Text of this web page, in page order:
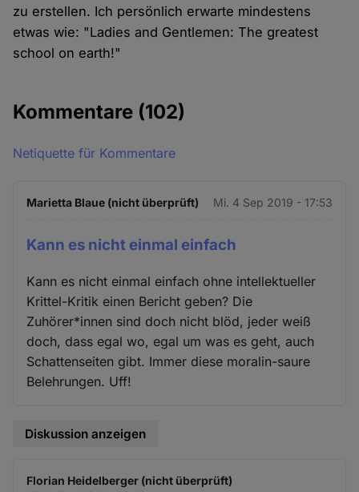
zu erstellen. Ich persönlich erwarte mindestens
etwas wie: "Ladies and Gentlemen: The greatest
school on earth!"
Kommentare (102)
Netiquette für Kommentare
Marietta Blaue (nicht überprüft) Mi. 4 Sep 2019 - 17:53
Kann es nicht einmal einfach
Kann es nicht einmal einfach ohne intellektueller
Krittel-Kritik einen Bericht geben? Die
Zuhörer*innen sind doch nicht blöd, jeder weiß
doch, dass egal wo, egal um was es geht, auch
Schattenseiten gibt. Immer diese moralin-saure
Belehrungen. Uff!
Diskussion anzeigen
Florian Heidelberger (nicht überprüft)